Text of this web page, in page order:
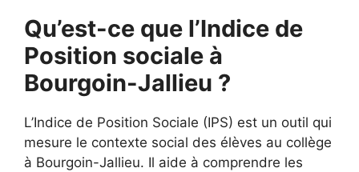
Qu’est-ce que l’Indice de
Position sociale à
Bourgoin-Jallieu ?
L’Indice de Position Sociale (IPS) est un outil qui
mesure le contexte social des élèves au collège
à Bourgoin-Jallieu. Il aide à comprendre les